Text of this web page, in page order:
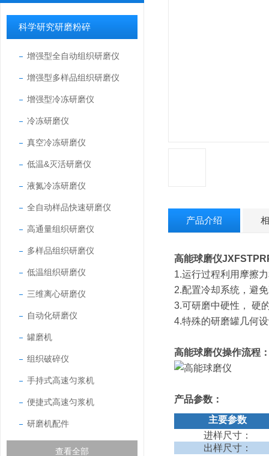
科学研究研磨粉碎
增强型全自动组织研磨仪
增强型多样品组织研磨仪
增强型冷冻研磨仪
冷冻研磨仪
真空冷冻研磨仪
低温&灭活研磨仪
液氮冷冻研磨仪
全自动样品快速研磨仪
高通量组织研磨仪
多样品组织研磨仪
低温组织研磨仪
三维离心研磨仪
自动化研磨仪
罐磨机
组织破碎仪
手持式高速匀浆机
便捷式高速匀浆机
研磨机配件
查看全部
产品介绍
高能球磨仪
1.运行过程利用摩擦
2.配置冷却系统，避
3.可研磨中硬性， 硬
4.特殊的研磨罐几何
高能球磨仪操作流程
产品参数：
主要参数
进样尺寸：
出样尺寸：